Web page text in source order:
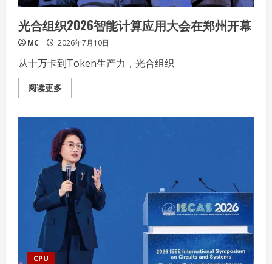
能
光合组织2026智能计算应用大会在郑州开幕
MC 2026年7月10日
从十万卡到Token生产力，光合组织
阅读更多Read
more
组
织
2026
智
能
计
算
应
用
大
会
在
郑
州
开
CPU